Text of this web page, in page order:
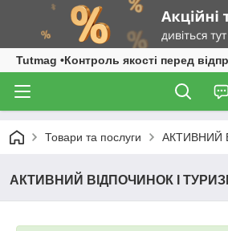
Tutmag •Контроль якості перед
Товари та послуги АКТИВНИЙ
АКТИВНИЙ ВІДПОЧИНОК І